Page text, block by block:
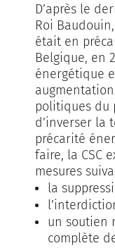
D’après le
Roi
était en
Belgique, en
énergétique
politiques du
d’inverser la
précarité
faire, la CSC
mesures
la
un soutien
complète